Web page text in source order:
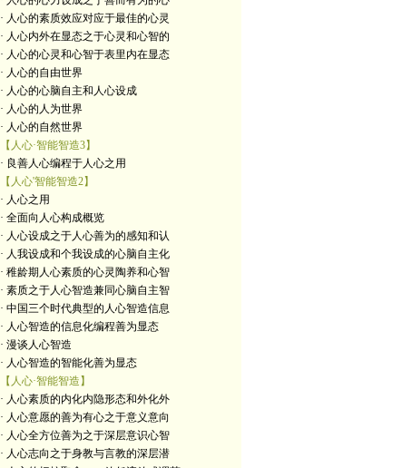
· 人心的素质效应对应于最佳的心灵
· 人心内外在显态之于心灵和心智的
· 人心的心灵和心智于表里内在显态
· 人心的自由世界
· 人心的心脑自主和人心设成
· 人心的人为世界
· 人心的自然世界
【人心·智能智造3】
· 良善人心编程于人心之用
【人心'智能智造2】
· 人心之用
· 全面向人心构成概览
· 人心设成之于人心善为的感知和认
· 人我设成和个我设成的心脑自主化
· 稚龄期人心素质的心灵陶养和心智
· 素质之于人心智造兼同心脑自主智
· 中国三个时代典型的人心智造信息
· 人心智造的信息化编程善为显态
· 漫谈人心智造
· 人心智造的智能化善为显态
【人心·智能智造】
· 人心素质的内化内隐形态和外化外
· 人心意愿的善为有心之于意义意向
· 人心全方位善为之于深层意识心智
· 人心志向之于身教与言教的深层潜